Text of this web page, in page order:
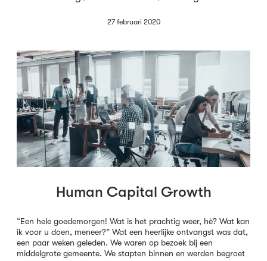
27 februari 2020
Human Capital Growth
“Een hele goedemorgen! Wat is het prachtig weer, hè? Wat kan
ik voor u doen, meneer?” Wat een heerlijke ontvangst was dat,
een paar weken geleden. We waren op bezoek bij een
middelgrote gemeente. We stapten binnen en werden begroet